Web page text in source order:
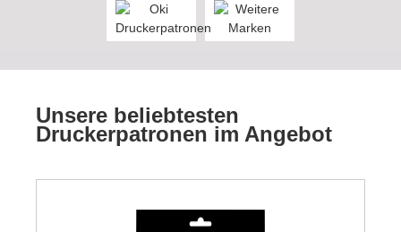
Unsere beliebtesten
Druckerpatronen im Angebot